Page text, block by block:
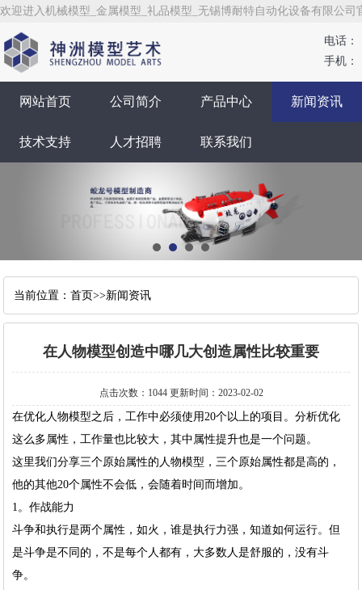
欢迎进入机械模型_金属模型_礼品模型_无锡博耐特自动化设备有限公司
电话：
手机：
网站首页 公司简介 产品中心 新闻资讯
技术支持 人才招聘 联系我们
当前位置：首页>>新闻资讯
在人物模型创造中哪几大创造属性比较重要
点击次数：1044 更新时间：2023-02-02
在优化人物模型之后，工作中必须使用20个以上的项目。分析优化
这么多属性，工作量也比较大，其中属性提升也是一个问题。
这里我们分享三个原始属性的人物模型，三个原始属性都是高的，
他的其他20个属性不会低，会随着时间而增加。
1。作战能力
斗争和执行是两个属性，如火，谁是执行力强，知道如何运行。但
是斗争是不同的，不是每个人都有，大多数人是舒服的，没有斗
争。